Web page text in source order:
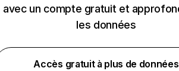
avec un compte gratuit et
les données
Accès gratuit à plus de données